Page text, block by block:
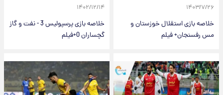
۱۴۰۳/۷/۲۶
خلاصه بازی استقلال خوزستان و
مس رفسنجان+ فیلم
۱۴۰۲/۱۲/۱۴
خلاصه بازی پرسپولیس 3 - نفت و گاز
گچساران 0+فیلم